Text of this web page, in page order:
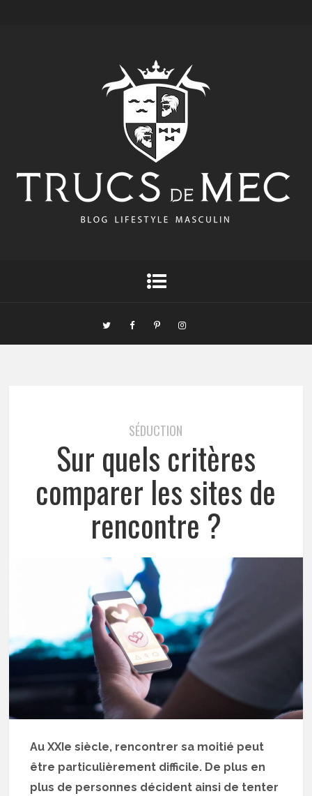
SÉDUCTION
Sur quels critères
comparer les sites de
rencontre ?
Au XXIe siècle, rencontrer sa moitié peut
être particulièrement difficile. De plus en
plus de personnes décident ainsi de tenter